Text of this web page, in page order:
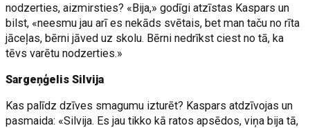
nodzerties, aizmirsties? «Bija,» godīgi atzīstas Kaspars un
bilst, «neesmu jau arī es nekāds svētais, bet man taču no rīta
jāceļas, bērni jāved uz skolu. Bērni nedrīkst ciest no tā, ka
tēvs varētu nodzerties.»
Sargeņģelis Silvija
Kas palīdz dzīves smagumu izturēt? Kaspars atdzīvojas un
pasmaida: «Silvija. Es jau tikko kā ratos apsēdos, viņa bija tā,